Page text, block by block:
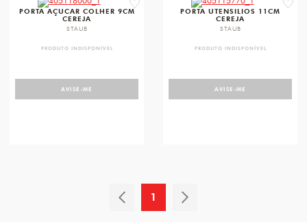
favorite
PORTA AÇUCAR COLHER 9CM
CEREJA
STAUB
PRODUTO INDISPONÍVEL
AVISE-ME
PORTA UTENSILIOS 11CM
CEREJA
STAUB
PRODUTO INDISPONÍVEL
AVISE-ME
1